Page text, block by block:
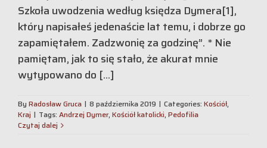
Szkoła uwodzenia według księdza Dymera[1],
który napisałeś jedenaście lat temu, i dobrze go
zapamiętałem. Zadzwonię za godzinę”. * Nie
pamiętam, jak to się stało, że akurat mnie
wytypowano do [...]
By Radosław Gruca | 8 października 2019 | Categories: Kościół,
Kraj | Tags: Andrzej Dymer, Kościół katolicki, Pedofilia
Czytaj dalej